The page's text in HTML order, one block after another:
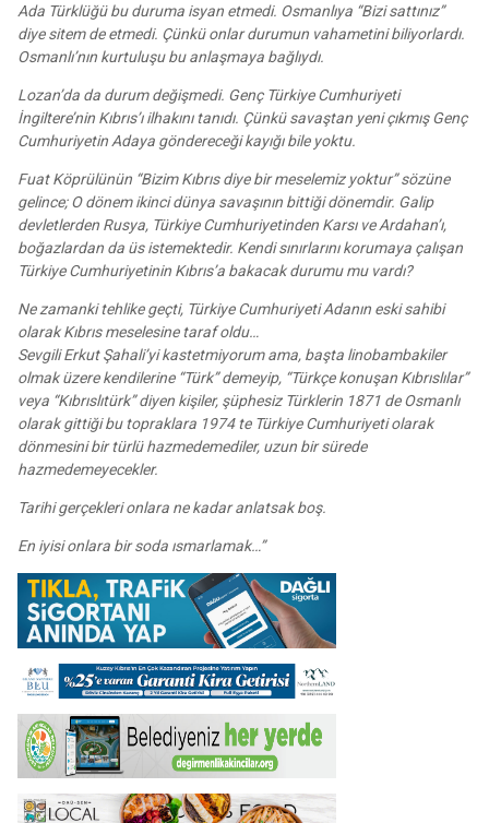
Ada Türklüğü bu duruma isyan etmedi. Osmanlıya “Bizi sattınız”
diye sitem de etmedi. Çünkü onlar durumun vahametini biliyorlardı.
Osmanlı’nın kurtuluşu bu anlaşmaya bağlıydı.
Lozan’da da durum değişmedi. Genç Türkiye Cumhuriyeti
İngiltere’nin Kıbrıs’ı ilhakını tanıdı. Çünkü savaştan yeni çıkmış Genç
Cumhuriyetin Adaya göndereceği kayığı bile yoktu.
Fuat Köprülünün “Bizim Kıbrıs diye bir meselemiz yoktur” sözüne
gelince; O dönem ikinci dünya savaşının bittiği dönemdir. Galip
devletlerden Rusya, Türkiye Cumhuriyetinden Karsı ve Ardahan’ı,
boğazlardan da üs istemektedir. Kendi sınırlarını korumaya çalışan
Türkiye Cumhuriyetinin Kıbrıs’a bakacak durumu mu vardı?
Ne zamanki tehlike geçti, Türkiye Cumhuriyeti Adanın eski sahibi
olarak Kıbrıs meselesine taraf oldu…
Sevgili Erkut Şahali’yi kastetmiyorum ama, başta linobambakiler
olmak üzere kendilerine “Türk” demeyip, “Türkçe konuşan Kıbrıslılar”
veya “Kıbrıslıtürk” diyen kişiler, şüphesiz Türklerin 1871 de Osmanlı
olarak gittiği bu topraklara 1974 te Türkiye Cumhuriyeti olarak
dönmesini bir türlü hazmedemediler, uzun bir sürede
hazmedemeyecekler.
Tarihi gerçekleri onlara ne kadar anlatsak boş.
En iyisi onlara bir soda ısmarlamak…”